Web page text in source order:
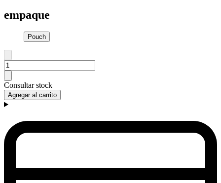
empaque
Pouch
Consultar stock
Agregar al carrito